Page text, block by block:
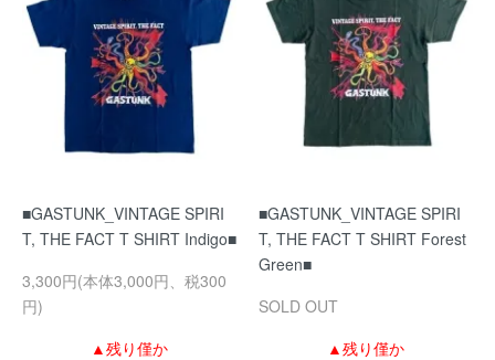
■GASTUNK_VINTAGE SPIRI
T, THE FACT T SHIRT Indigo■
3,300円(本体3,000円、税300
円)
▲残り僅か
■GASTUNK_VINTAGE SPIRI
T, THE FACT T SHIRT Forest
Green■
SOLD OUT
▲残り僅か